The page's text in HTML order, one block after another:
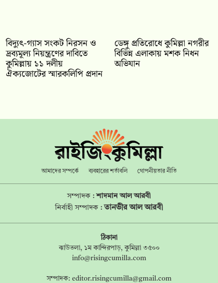
‎বিদ্যুৎ-গ্যাস সংকট নিরসন ও
দ্রব্যমূল্য নিয়ন্ত্রণের দাবিতে
কুমিল্লায় ১১ দলীয়
ঐক‍্যজোটের স্মারকলিপি প্রদান
ডেঙ্গু প্রতিরোধে কুমিল্লা নগরীর
বিভিন্ন এলাকায় মশক নিধন
অভিযান
আমাদের সম্পর্কে ব্যবহারের শর্তাবলি গোপনীয়তার নীতি
সম্পাদক :শাদমান আল আরবী
নির্বাহী সম্পাদক :তানভীর আল আরবী
ঠিকানা
ঝাউতলা, ১ম কান্দিরপাড়, কুমিল্লা ৩৫০০
info@risingcumilla.com
সম্পাদক: editor.risingcumilla@gmail.com